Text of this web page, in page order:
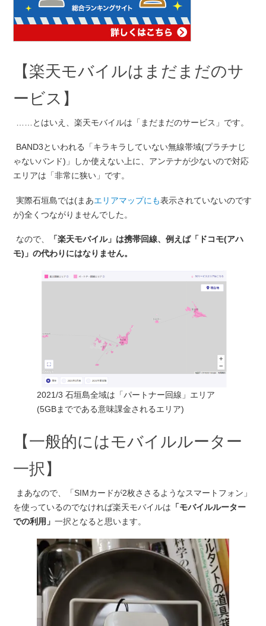
【楽天モバイルはまだまだのサ
ービス】
……とはいえ、楽天モバイルは「まだまだのサービス」です。
BAND3といわれる「キラキラしていない無線帯域(プラチナじ
ゃないバンド)」しか使えない上に、アンテナが少ないので対応
エリアは「非常に狭い」です。
実際石垣島では(まあエリアマップにも表示されていないのです
が)全くつながりませんでした。
なので、
「楽天モバイル」は携帯回線、例えば「ドコモ(アハ
モ)」の代わりにはなりません。
2021/3 石垣島全域は「パートナー回線」エリア
(5GBまでである意味課金されるエリア)
【一般的にはモバイルルーター
一択】
まあなので、「SIMカードが2枚ささるようなスマートフォン」
を使っているのでなければ楽天モバイルは 「モバイルルーター
での利用」 一択となると思います。